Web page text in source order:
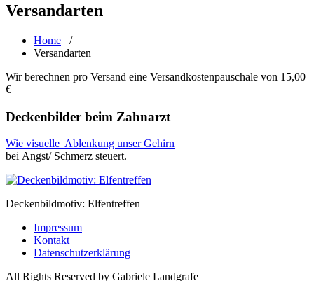
Versandarten
Home /
Versandarten
Wir berechnen pro Versand eine Versandkostenpauschale von 15,00
€
Deckenbilder beim Zahnarzt
Wie visuelle Ablenkung unser Gehirn
bei Angst/ Schmerz steuert.
Deckenbildmotiv: Elfentreffen
Impressum
Kontakt
Datenschutzerklärung
All Rights Reserved by Gabriele Landgrafe